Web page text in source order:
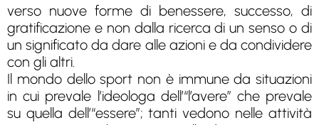
verso nuove forme di benessere, successo, di
gratificazione e non dalla ricerca di un senso o di
un significato da dare alle azioni e da condividere
con gli altri.
Il mondo dello sport non è immune da situazioni
in cui prevale l’ideologa dell’“l’avere” che prevale
su quella dell’“essere”; tanti vedono nelle attività